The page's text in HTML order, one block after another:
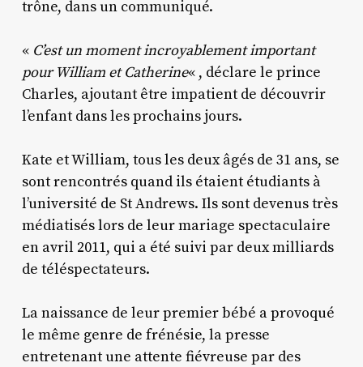
trône, dans un communiqué.
« C’est un moment incroyablement important
pour William et Catherine« , déclare le prince
Charles, ajoutant être impatient de découvrir
l’enfant dans les prochains jours.
Kate et William, tous les deux âgés de 31 ans, se
sont rencontrés quand ils étaient étudiants à
l’université de St Andrews. Ils sont devenus très
médiatisés lors de leur mariage spectaculaire
en avril 2011, qui a été suivi par deux milliards
de téléspectateurs.
La naissance de leur premier bébé a provoqué
le même genre de frénésie, la presse
entretenant une attente fiévreuse par des